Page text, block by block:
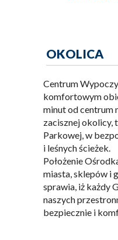
OKOLICA
Centrum
komfortowym
minut od centrum
zacisznej okolicy,
Parkowej, w
i leśnych ścieżek.
Położenie
miasta, sklepów i
sprawia, iż każdy
naszych
bezpiecznie i